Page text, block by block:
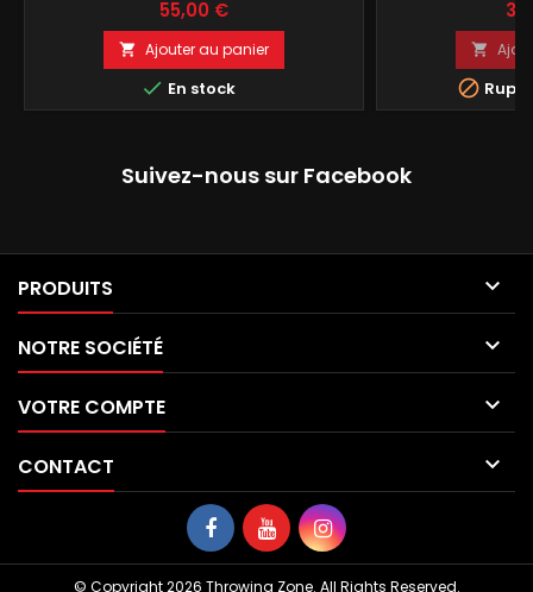
Prix
55,00 €
 Ajouter au panier
 En stock
Prix


Suivez-nous sur Facebook
PRODUITS 
NOTRE SOCIÉTÉ 
VOTRE COMPTE 
CONTACT 
© Copyright 2026 Throwing Zone. All Rights Reserved.